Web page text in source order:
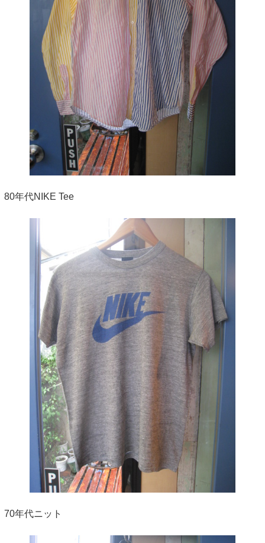
80年代NIKE Tee
70年代ニット